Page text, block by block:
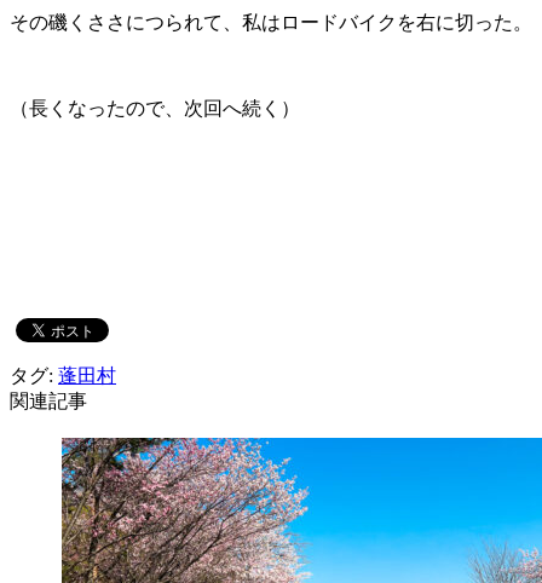
その磯くささにつられて、私はロードバイクを右に切った。
（長くなったので、次回へ続く）
タグ: 蓬田村
関連記事